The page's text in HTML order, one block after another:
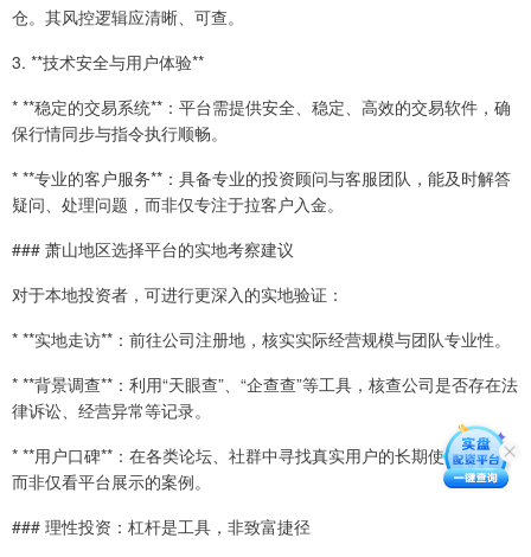
仓。其风控逻辑应清晰、可查。
3. **技术安全与用户体验**
* **稳定的交易系统**：平台需提供安全、稳定、高效的交易软件，确
保行情同步与指令执行顺畅。
* **专业的客户服务**：具备专业的投资顾问与客服团队，能及时解答
疑问、处理问题，而非仅专注于拉客户入金。
### 萧山地区选择平台的实地考察建议
对于本地投资者，可进行更深入的实地验证：
* **实地走访**：前往公司注册地，核实实际经营规模与团队专业性。
* **背景调查**：利用“天眼查”、“企查查”等工具，核查公司是否存在法
律诉讼、经营异常等记录。
* **用户口碑**：在各类论坛、社群中寻找真实用户的长期使用反馈，
而非仅看平台展示的案例。
### 理性投资：杠杆是工具，非致富捷径